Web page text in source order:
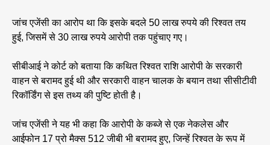
जांच एजेंसी का आरोप था कि इसके बदले 50 लाख रुपये की रिश्वत तय
हुई, जिसमें से 30 लाख रुपये आरोपी तक पहुंचाए गए।
सीबीआई ने कोर्ट को बताया कि कथित रिश्वत राशि आरोपी के सरकारी
वाहन से बरामद हुई थी और सरकारी वाहन चालक के बयान तथा सीसीटीवी
रिकॉर्डिंग से इस तथ्य की पुष्टि होती है।
जांच एजेंसी ने यह भी कहा कि आरोपी के कब्जे से एक नेकलेस और
आईफोन 17 प्रो मैक्स 512 जीबी भी बरामद हुए, जिन्हें रिश्वत के रूप में